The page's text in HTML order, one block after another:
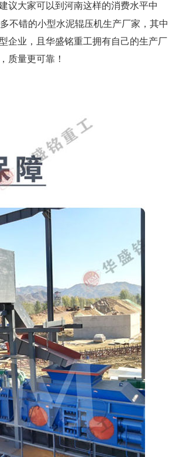
议大家可以到河南这样的消费水平中
不错的小型水泥辊压机生产厂家，其中
企业，且华盛铭重工拥有自己的生产厂
质量更可靠！